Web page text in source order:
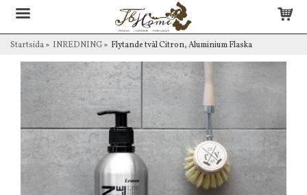
Startsida» INREDNING» Flytande tvål Citron, Aluminium Flaska